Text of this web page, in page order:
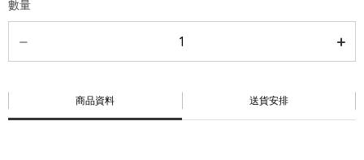
數量
商品資料 送貨安排